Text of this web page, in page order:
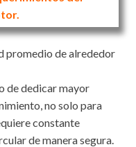
promedio de alrededor
de dedicar mayor
no solo para
constante
de manera segura.